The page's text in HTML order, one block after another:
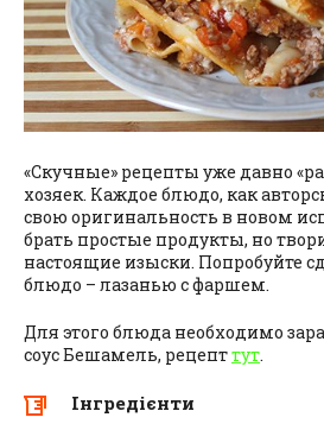
«Скучные» рецепты уже давно
хозяек. Каждое блюдо, как
свою оригинальность в новом
брать простые продукты, но
настоящие изыски. Попробуйте
блюдо – лазанью с фаршем.
Для этого блюда необходимо
соус Бешамель, рецепттут.
Інгредієнти